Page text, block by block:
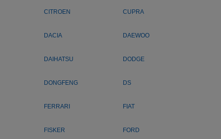
CITROEN CUPRA
DACIA DAEWOO
DAIHATSU DODGE
DONGFENG DS
FERRARI FIAT
FISKER FORD